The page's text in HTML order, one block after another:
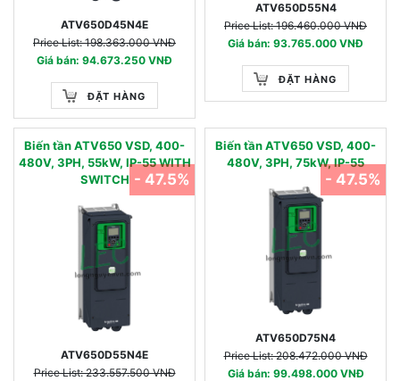
ATV650D45N4E
Price List: 198.363.000 VNĐ
Giá bán: 94.673.250 VNĐ
ĐẶT HÀNG
ATV650D55N4
Price List: 196.460.000 VNĐ
Giá bán: 93.765.000 VNĐ
ĐẶT HÀNG
Biến tần ATV650 VSD, 400-
480V, 3PH, 55kW, IP-55 WITH
SWITCH
ATV650D55N4E
Price List: 233.557.500 VNĐ
- 47.5%
Biến tần ATV650 VSD, 400-
480V, 3PH, 75kW, IP-55
ATV650D75N4
Price List: 208.472.000 VNĐ
Giá bán: 99.498.000 VNĐ
- 47.5%